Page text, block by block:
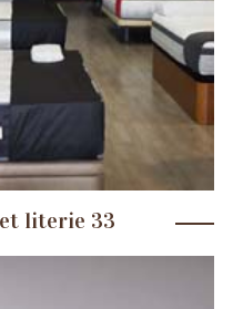
literie 33